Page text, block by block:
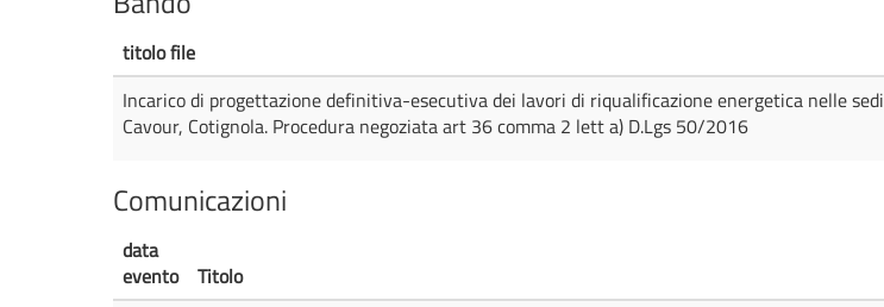
titolo file
Incarico di progettazione definitiva-esecutiva dei lavori di riqualificazione energetica nelle
Cavour, Cotignola. Procedura negoziata art 36 comma 2 lett a) D.Lgs 50/2016
Comunicazioni
data
evento
Titolo